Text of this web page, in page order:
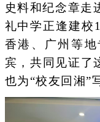
史料和纪念章走
礼中学正逢建校
香港、广州等
宾，共同见证了
也为“校友回湘”